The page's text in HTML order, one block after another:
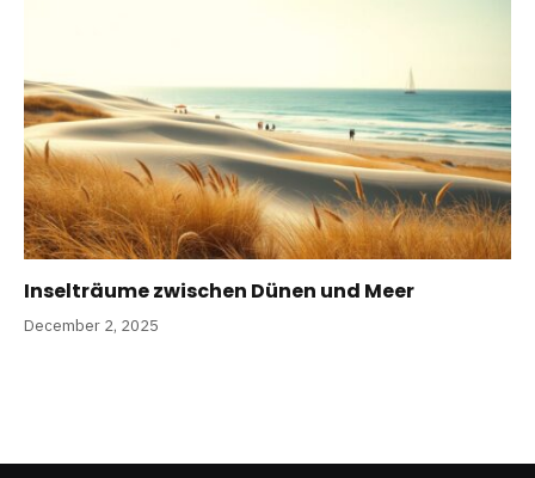
Inselträume zwischen Dünen und Meer
December 2, 2025